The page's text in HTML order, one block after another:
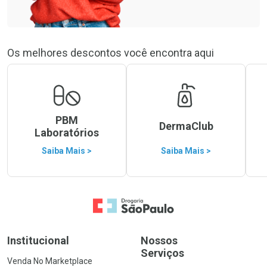
Os melhores descontos você encontra aqui
PBM
Laboratórios
Saiba Mais >
DermaClub
Saiba Mais >
Ir para a Home
Institucional
Venda No Marketplace
Nossos
Serviços